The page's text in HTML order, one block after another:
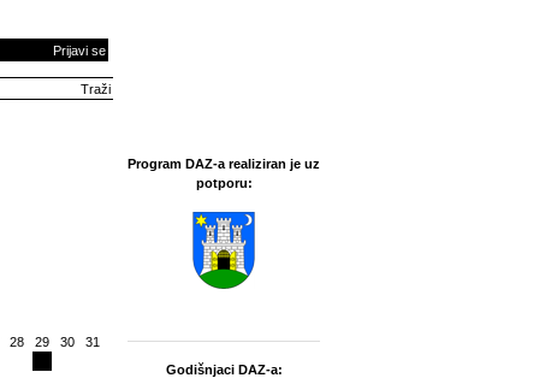
Prijavi se
28 29 30 31
Program DAZ-a realiziran je uz
potporu:
Godišnjaci DAZ-a: